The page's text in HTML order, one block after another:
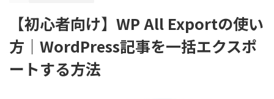
上級カスタマイズ 初期設定 吹き出し 基本機能
応用テクニック 画像設定 表示トラブル 記事効率化
【初心者向け】WP All Exportの使い
方｜WordPress記事を一括エクスポ
ートする方法